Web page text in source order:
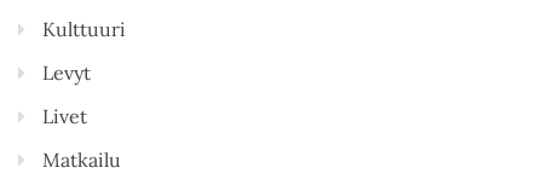
Kulttuuri
Levyt
Livet
Matkailu